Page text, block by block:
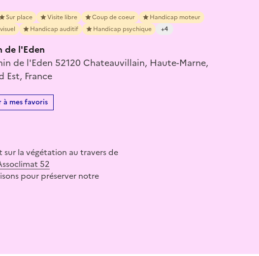
Sur place Visite libre Coup de coeur
Handicap moteur
Handicap auditif Handicap psychique +4
de l'Eden
de l'Eden 52120 Chateauvillain, Haute-Marne,
Est, France
à mes favoris
sur la végétation au travers de
52
pour préserver notre